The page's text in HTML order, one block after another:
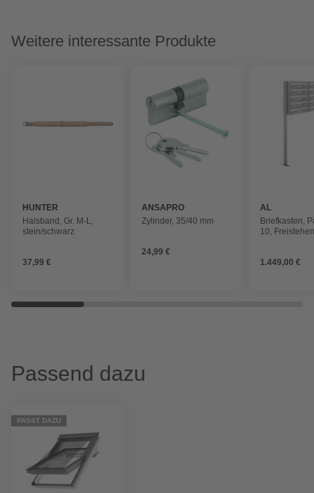
Weitere interessante Produkte
HUNTER
Halsband, Gr. M-L,
stein/schwarz
37,99 €
ANSAPRO
Zylinder, 35/40 mm
24,99 €
AL
Briefkasten,
10,
1.449,00 €
Passend dazu
PASST DAZU